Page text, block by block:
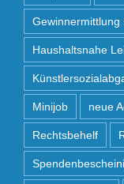
Gewinnermittlung
Haushaltsnahe
Minijob neue
Rechtsbehelf